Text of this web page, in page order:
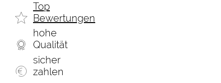
Top
Bewertungen
hohe
Qualität
sicher
zahlen